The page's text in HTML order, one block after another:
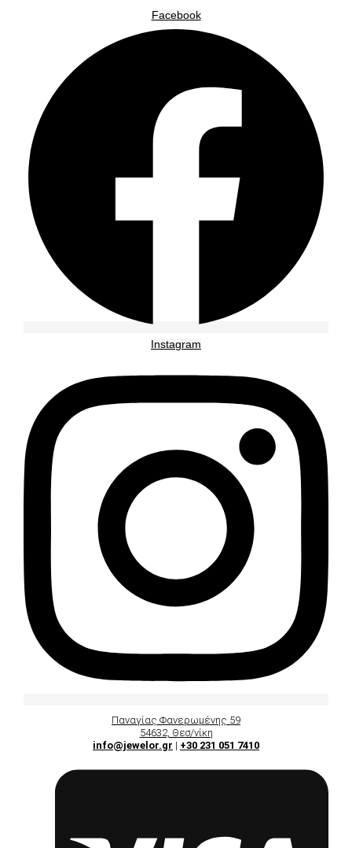
Facebook
Instagram
Παναγίας Φανερωμένης 59
54632, Θεσ/νίκη
info@jewelor.gr | +30 231 051 7410